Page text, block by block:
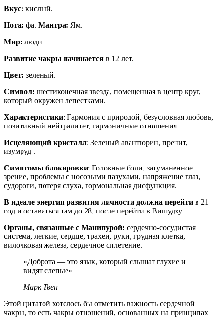
Вкус: кислый.
Нота: фа. Мантра: Ям.
Мир: люди
Развитие чакры начинается в 12 лет.
Цвет: зеленый.
Символ: шестиконечная звезда, помещенная в центр круг,
который окружен лепестками.
Характеристики: Гармония с природой, безусловная любовь,
позитивный нейтралитет, гармоничные отношения.
Исцеляющий кристалл: Зеленый авантюрин, пренит,
изумруд .
Симптомы блокировки: Головные боли, затуманенное
зрение, проблемы с носовыми пазухами, напряжение глаз,
судороги, потеря слуха, гормональная дисфункция.
В идеале энергия развития личности должна перейти в 21
год и оставаться там до 28, после перейти в Вишудху
Органы, связанные с Манипурой: сердечно-сосудистая
система, легкие, сердце, трахеи, руки, грудная клетка,
вилочковая железа, сердечное сплетение.
«Доброта — это язык, который слышат глухие и
видят слепые»
Марк Твен
Этой цитатой хотелось бы отметить важность сердечной
чакры, то есть чакры отношений, основанных на принципах